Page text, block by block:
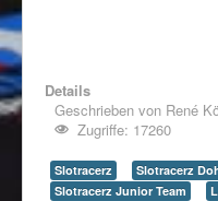
Details
Geschrieben von René
Zugriffe: 17260
Slotracerz Slotracerz
Slotracerz Junior Team